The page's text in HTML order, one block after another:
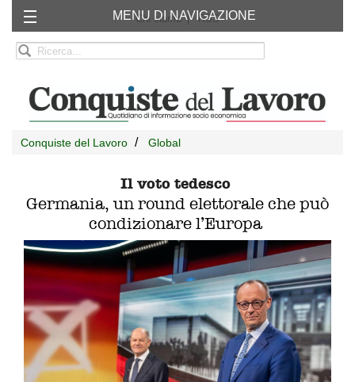
Chi siamo RSS
MENU DI NAVIGAZIONE
Conquiste del Lavoro Global
Il voto tedesco
Germania, un round elettorale che può
condizionare l’Europa